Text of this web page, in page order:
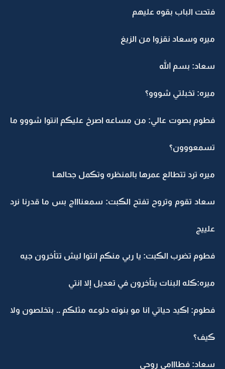
فتحت الباب بقوه عليهم
ميره وسعاد نقزوا من الزيغ
سعاد: بسم الله
ميره: تخبلتي شووو؟
فطوم بصوت عالي: من مساعه اصرخ عليڪم انتوا شووو ما
تسمعووون؟
ميره ترد تتطالع عمرها بالمنظره وتڪمل جحالهـا
سعاد تقوم وتروح تفتح الڪبت: سمعناااج بس ما قدرنا نرد
علييج
فطوم تضرب الڪبت: يا ربي منڪم انتوا ليش تتأخرون جيه
ميره:ڪله البنات يتأخرون في تعديل إلا انتي
فطوم: اڪيد حياتي انا مو بنوته دلوعه مثلڪم .. بتخلصون ولا
ڪيف؟
سعاد: فطااامي روحي